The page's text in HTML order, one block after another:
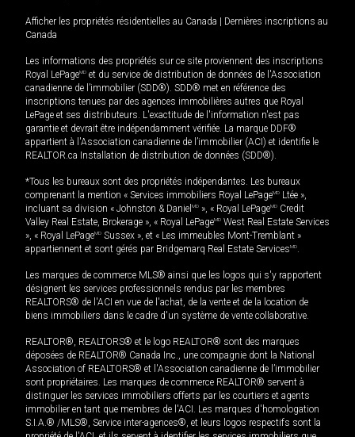
Afficher les propriétés résidentielles au Canada
Dernières inscriptions au
Canada
Les informations des propriétés sur ce site proviennent des inscriptions
Royal LePageMD et du service de distribution de données de l'Association
canadienne de l’immobilier (SDD®). SDD® met en référence des
inscriptions tenues par des agences immobilières autres que Royal
LePage et ses distributeurs. L'exactitude de l'information n'est pas
garantie et devrait être indépendamment vérifiée. La marque DDF®
appartient à l'Association canadienne de l’immobilier (ACI) et identifie le
REALTOR.ca Installation de distribution de données (SDD®).
*Tous les bureaux sont des propriétés indépendantes. Les bureaux
comprenant la mention « Services immobiliers Royal LePageMD Ltée »,
incluant sa division « Johnston & Daniel MD », « Royal LePageMD Credit
Valley Real Estate, Brokerage », « Royal LePageMD West Real Estate Services
», « Royal LePageMD Sussex », et « Les immeubles Mont-Tremblant »
appartiennent et sont gérés par Bridgemarq Real Estate ServicesMD.
Les marques de commerce MLS® ainsi que les logos qui s'y rapportent
désignent les services professionnels rendus par les membres
REALTORS® de l'ACI en vue de l'achat, de la vente et de la location de
biens immobiliers dans le cadre d'un système de vente collaborative.
REALTOR®, REALTORS® et le logo REALTOR® sont des marques
déposées de REALTOR® Canada Inc., une compagnie dont la National
Association of REALTORS® et l'Association canadienne de l’immobilier
sont propriétaires. Les marques de commerce REALTOR® servent à
distinguer les services immobiliers offerts par les courtiers et agents
immobilier en tant que membres de l'ACI. Les marques d'homologation
S.I.A.® /MLS®, Service inter-agences®, et leurs logos respectifs sont la